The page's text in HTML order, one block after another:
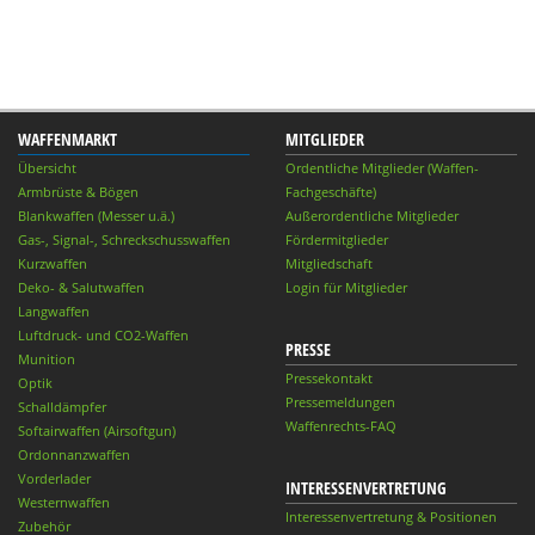
WAFFENMARKT
Übersicht
Armbrüste & Bögen
Blankwaffen (Messer u.ä.)
Gas-, Signal-, Schreckschusswaffen
Kurzwaffen
Deko- & Salutwaffen
Langwaffen
Luftdruck- und CO2-Waffen
Munition
Optik
Schalldämpfer
Softairwaffen (Airsoftgun)
Ordonnanzwaffen
Vorderlader
Westernwaffen
Zubehör
MITGLIEDER
Ordentliche Mitglieder (Waffen-
Fachgeschäfte)
Außerordentliche Mitglieder
Fördermitglieder
Mitgliedschaft
Login für Mitglieder
PRESSE
Pressekontakt
Pressemeldungen
Waffenrechts-FAQ
INTERESSENVERTRETUNG
Interessenvertretung & Positionen